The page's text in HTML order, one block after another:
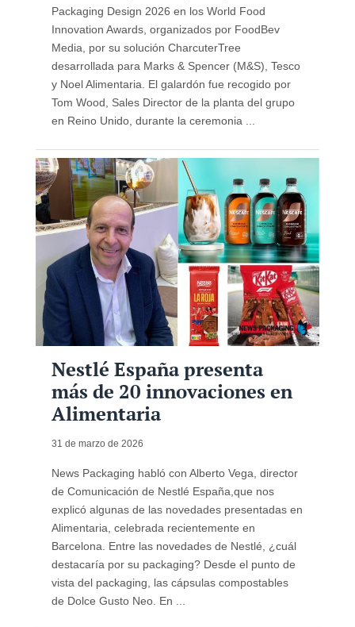
Packaging Design 2026 en los World Food
Innovation Awards, organizados por FoodBev
Media, por su solución CharcuterTree
desarrollada para Marks & Spencer (M&S), Tesco
y Noel Alimentaria. El galardón fue recogido por
Tom Wood, Sales Director de la planta del grupo
en Reino Unido, durante la ceremonia ...
Nestlé España presenta
más de 20 innovaciones en
Alimentaria
31 de marzo de 2026
News Packaging habló con Alberto Vega, director
de Comunicación de Nestlé España,que nos
explicó algunas de las novedades presentadas en
Alimentaria, celebrada recientemente en
Barcelona. Entre las novedades de Nestlé, ¿cuál
destacaría por su packaging? Desde el punto de
vista del packaging, las cápsulas compostables
de Dolce Gusto Neo. En ...